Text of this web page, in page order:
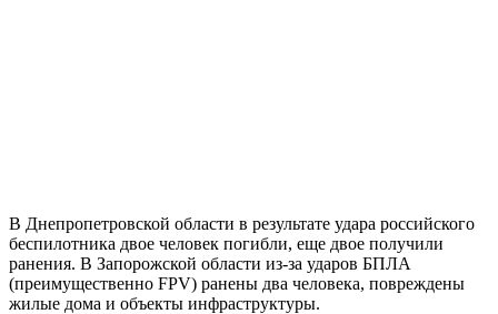
В Днепропетровской области в результате удара российского
беспилотника двое человек погибли, еще двое получили
ранения. В Запорожской области из-за ударов БПЛА
(преимущественно FPV) ранены два человека, повреждены
жилые дома и объекты инфраструктуры.